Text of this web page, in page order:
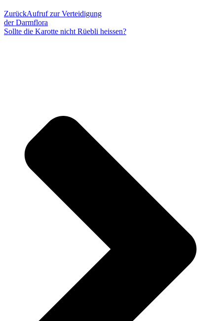
ZurückAufruf zur Verteidigung
der Darmflora
Sollte die Karotte nicht Rüebli heissen?